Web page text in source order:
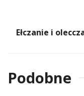
Ełczanie i
Podobne